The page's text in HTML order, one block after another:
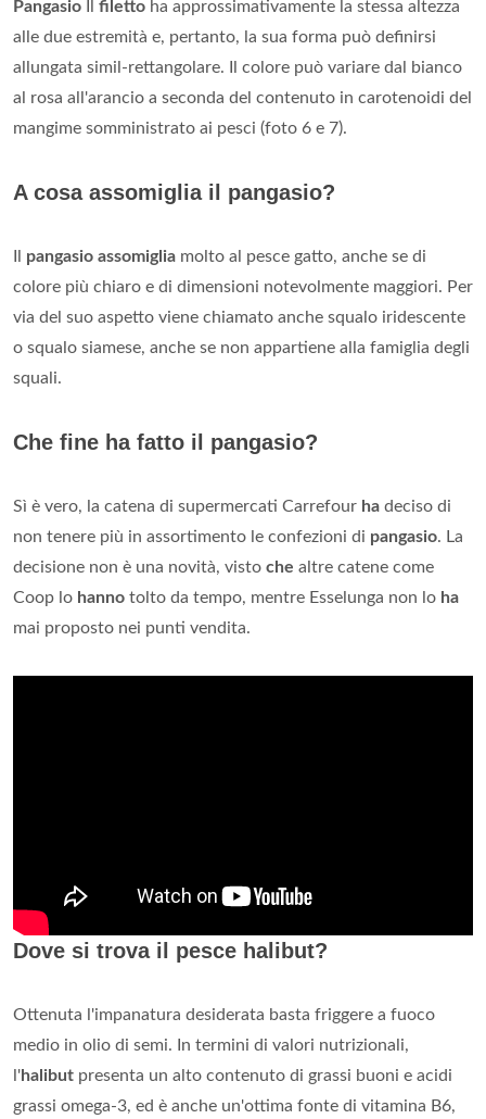
Pangasio filetto ha approssimativamente la stessa altezza
alle due estremità e, pertanto, la sua forma può definirsi
allungata simil-rettangolare. Il colore può variare dal bianco
al rosa all'arancio a seconda del contenuto in carotenoidi del
mangime somministrato ai pesci (foto 6 e 7).
A cosa assomiglia il pangasio?
pangasio assomiglia molto al pesce gatto, anche se di
colore più chiaro e di dimensioni notevolmente maggiori. Per
via del suo aspetto viene chiamato anche squalo iridescente
o squalo siamese, anche se non appartiene alla famiglia degli
squali.
Che fine ha fatto il pangasio?
Sì è vero, la catena di supermercati Carrefour ha deciso di
non tenere più in assortimento le confezioni di pangasio. La
decisione non è una novità, visto che altre catene come
Coop lo hanno tolto da tempo, mentre Esselunga non lo ha
mai proposto nei punti vendita.
Dove si trova il pesce halibut?
Ottenuta l'impanatura desiderata basta friggere a fuoco
medio in olio di semi. In termini di valori nutrizionali,
l'halibut presenta un alto contenuto di grassi buoni e acidi
grassi omega-3, ed è anche un'ottima fonte di vitamina B6,